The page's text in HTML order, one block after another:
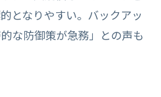
となりやすい。バックアッ
な防御策が急務」との声も